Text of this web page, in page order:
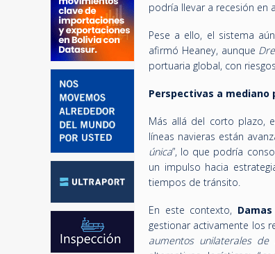
podría llevar a recesión en
Pese a ello, el sistema
afirmó Heaney, aunque
portuaria global, con
Perspectivas a mediano
Más allá del corto plazo,
líneas navieras están
única”, lo que podría
un impulso hacia
tiempos de tránsito.
En este contexto, Damas
gestionar activamente los
aumentos unilaterales de